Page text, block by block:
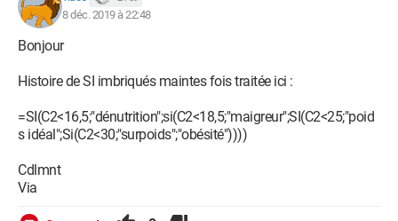
8 déc. 2019 à 22:48
Bonjour
Histoire de SI imbriqués maintes fois traitée ici :
=SI(C2<16,5;"dénutrition";si(C2<18,5;"maigreur";SI(C2<25;"poid
s idéal";Si(C2<30;"surpoids";"obésité"))))
Cdlmnt
Via